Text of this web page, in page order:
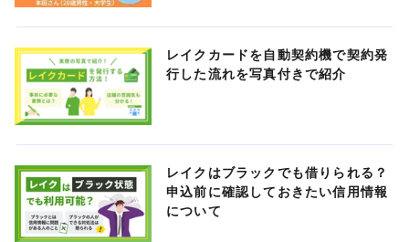
レイクカードを自動契約機で契約発
行した流れを写真付きで紹介
レイクはブラックでも借りられる？
申込前に確認しておきたい信用情報
について